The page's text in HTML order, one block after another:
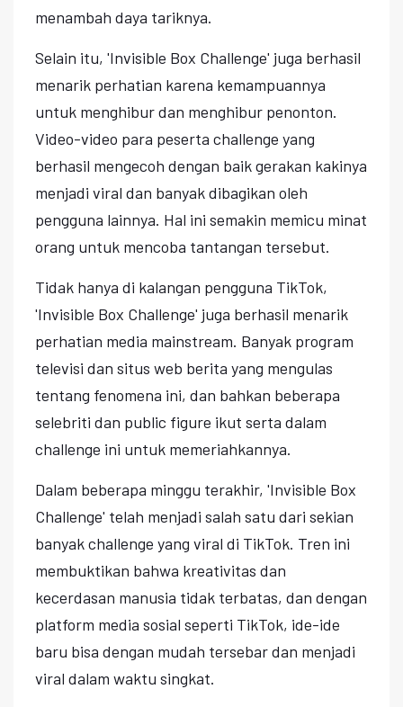
menambah daya tariknya.
Selain itu, 'Invisible Box Challenge' juga berhasil
menarik perhatian karena kemampuannya
untuk menghibur dan menghibur penonton.
Video-video para peserta challenge yang
berhasil mengecoh dengan baik gerakan kakinya
menjadi viral dan banyak dibagikan oleh
pengguna lainnya. Hal ini semakin memicu minat
orang untuk mencoba tantangan tersebut.
Tidak hanya di kalangan pengguna TikTok,
'Invisible Box Challenge' juga berhasil menarik
perhatian media mainstream. Banyak program
televisi dan situs web berita yang mengulas
tentang fenomena ini, dan bahkan beberapa
selebriti dan public figure ikut serta dalam
challenge ini untuk memeriahkannya.
Dalam beberapa minggu terakhir, 'Invisible Box
Challenge' telah menjadi salah satu dari sekian
banyak challenge yang viral di TikTok. Tren ini
membuktikan bahwa kreativitas dan
kecerdasan manusia tidak terbatas, dan dengan
platform media sosial seperti TikTok, ide-ide
baru bisa dengan mudah tersebar dan menjadi
viral dalam waktu singkat.